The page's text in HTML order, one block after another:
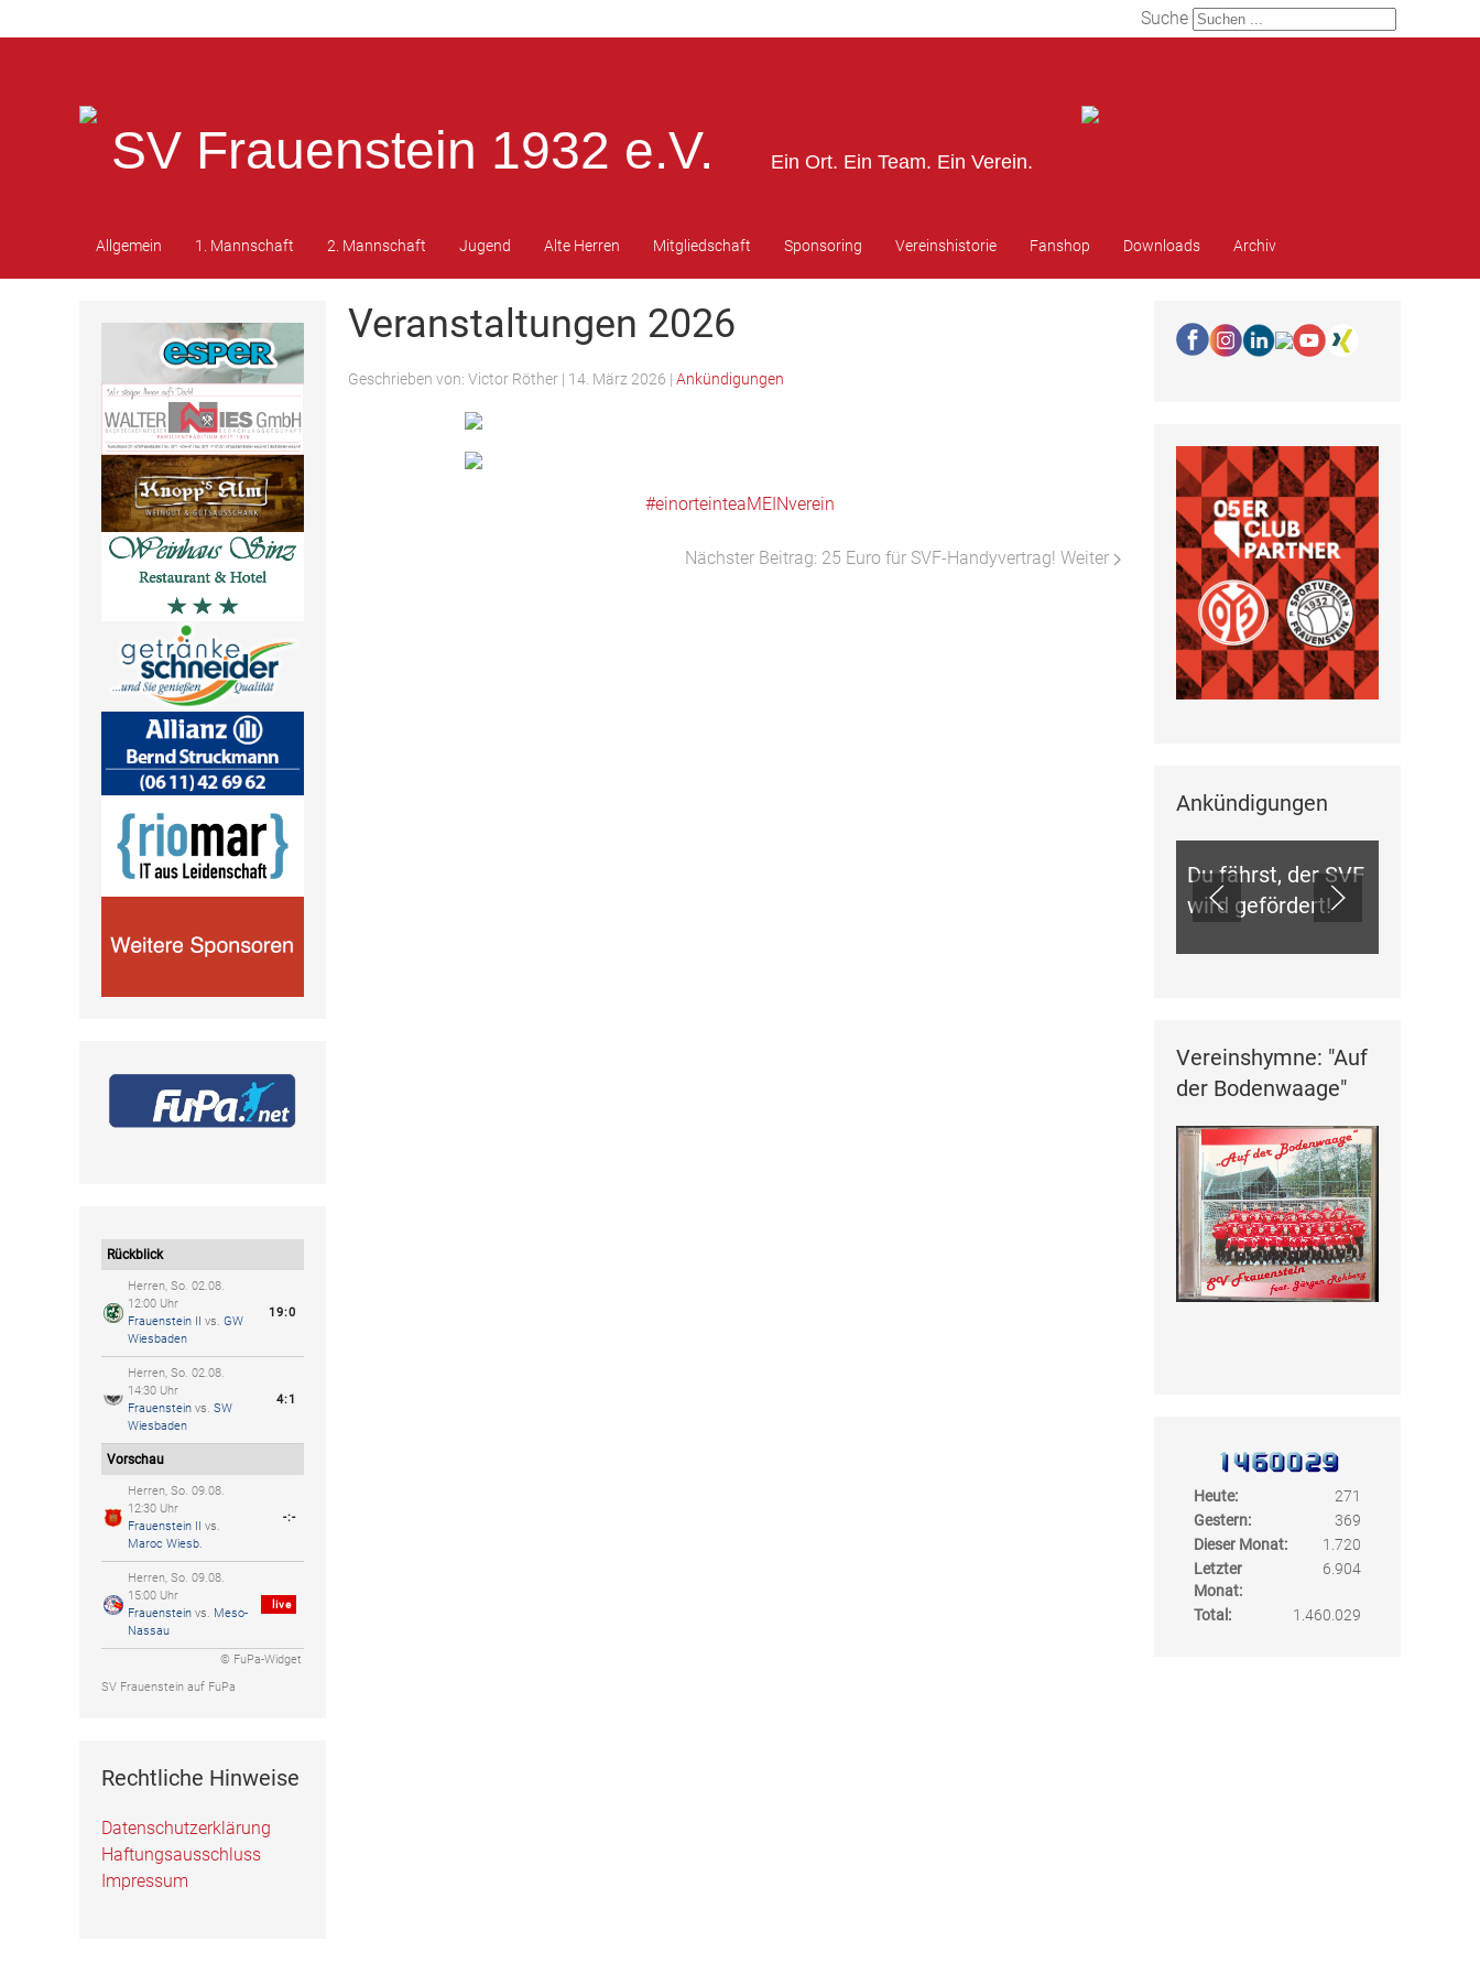
Suche
SV Frauenstein 1932 e.V. Ein Ort. Ein Team. Ein Verein.
Allgemein 1. Mannschaft 2. Mannschaft Jugend Alte Herren Mitgliedschaft Sponsoring Vereinshistorie Fanshop Downloads Archiv
Rückblick
Herren, So. 02.08.
12:00 Uhr
Frauenstein II
vs. GW
Wiesbaden
19:0
Herren, So. 02.08.
14:30 Uhr
Frauenstein vs. SW
Wiesbaden
4:1
Vorschau
Herren, So. 09.08.
12:30 Uhr
Frauenstein II
vs.
Maroc Wiesb.
-:-
Herren, So. 09.08.
15:00 Uhr
Frauenstein vs. Meso-
Nassau
live
© FuPa-Widget
SV Frauenstein auf FuPa
Rechtliche Hinweise
Datenschutzerklärung
Haftungsausschluss
Impressum
Veranstaltungen 2026
Geschrieben von: Victor Röther | 14. März 2026 | Ankündigungen
#einorteinteaMEINverein
Nächster Beitrag: 25 Euro für SVF-Handyvertrag! Weiter
Ankündigungen
ANKÜNDIGUNGEN
Du fährst, der SVF
wird gefördert!
Vereinshymne: "Auf
der Bodenwaage"
Heute:
271
Gestern:
369
Dieser Monat:
1.720
Letzter
Monat:
6.904
Total: 1.460.029